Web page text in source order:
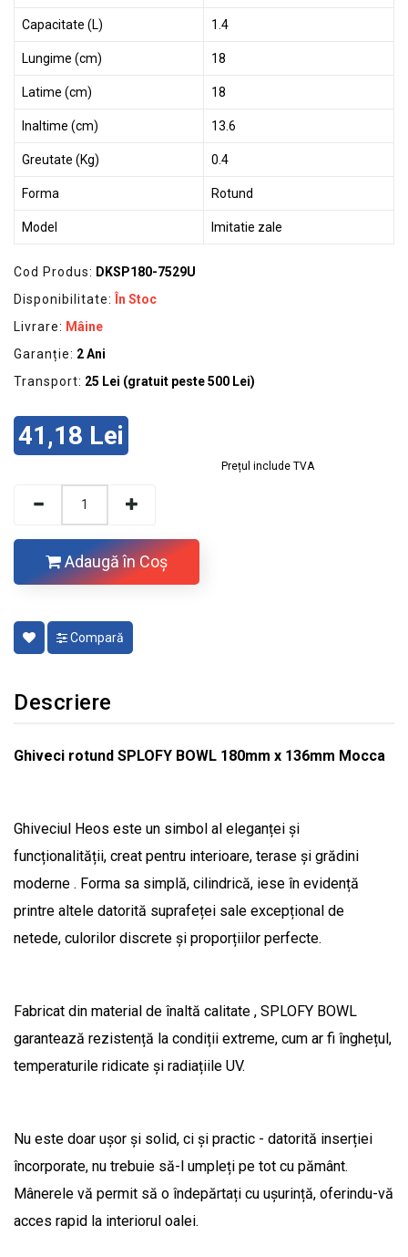
Capacitate (L) 1.4
Lungime (cm) 18
Latime (cm) 18
Inaltime (cm) 13.6
Greutate (Kg) 0.4
Forma Rotund
Model Imitatie zale
Cod Produs: DKSP180-7529U
Disponibilitate:
În Stoc
Livrare: Mâine
Garanție: 2 Ani
Transport: 25 Lei (gratuit peste 500 Lei)
41,18 Lei
Prețul include TVA
Adaugă în Coş
Compară
Descriere
Ghiveci rotund SPLOFY BOWL 180mm x 136mm Mocca
Ghiveciul Heos este un simbol al eleganței și
funcționalității, creat pentru interioare, terase și grădini
moderne . Forma sa simplă, cilindrică, iese în evidență
printre altele datorită suprafeței sale excepțional de
netede, culorilor discrete și proporțiilor perfecte.
Fabricat din material de înaltă calitate , SPLOFY BOWL
garantează rezistență la condiții extreme, cum ar fi înghețul,
temperaturile ridicate și radiațiile UV.
Nu este doar ușor și solid, ci și practic - datorită inserției
încorporate, nu trebuie să-l umpleți pe tot cu pământ.
Mânerele vă permit să o îndepărtați cu ușurință, oferindu-vă
acces rapid la interiorul oalei.